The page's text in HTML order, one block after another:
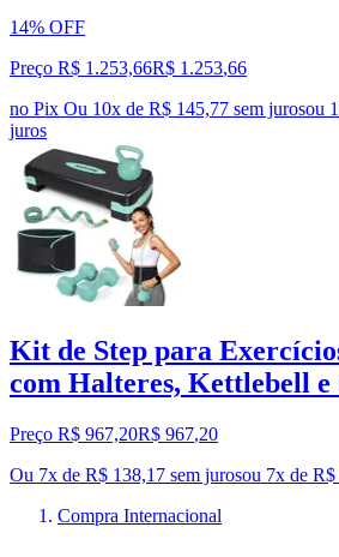
14% OFF
Preço R$ 1.253,66R$ 1.253,66
no Pix Ou 10x de R$ 145,77 sem jurosou
juros
Kit de Step para
com Halteres, Kettlebell e
Preço R$ 967,20R$ 967,20
Ou 7x de R$ 138,17 sem jurosou 7x de R$
Compra Internacional